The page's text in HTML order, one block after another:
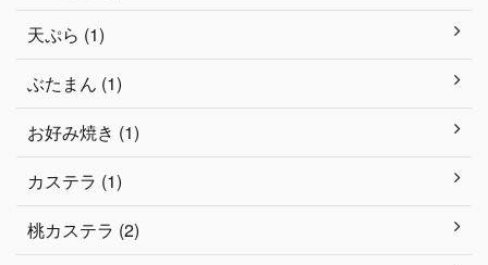
天ぷら (1)
ぶたまん (1)
お好み焼き (1)
カステラ (1)
桃カステラ (2)